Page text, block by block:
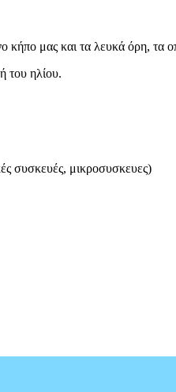
κήπο μας και τα λευκά όρη, τα
του ηλίου.
συσκευές, μικροσυσκευες)